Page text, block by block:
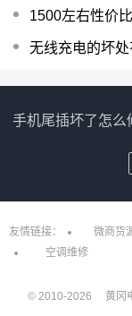
1500左右性价
无线充电的坏
手机尾插坏了怎么
友情链接： 微商货
空调维修
© 2010-2026 黄冈